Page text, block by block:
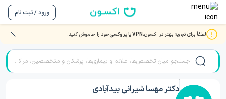
ورود / ثبت نام
لطفاً برای تجربه بهتر در اکسون،VPN یا پروکسی خود را خاموش کنید. صفحه اصلی/دکتر روانشناسی/دکتر مهسا شیرانی بیدآبادی
دکتر مهسا شیرانی بیدآبادی